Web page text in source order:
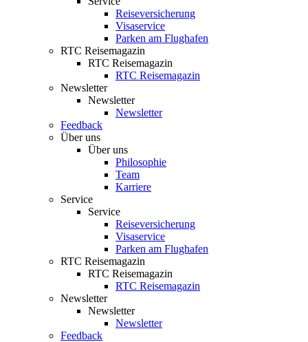
Reiseversicherung
Visaservice
Parken am Flughafen
RTC Reisemagazin
RTC Reisemagazin
RTC Reisemagazin
Newsletter
Newsletter
Newsletter
Feedback
Über uns
Über uns
Philosophie
Team
Karriere
Service
Service
Reiseversicherung
Visaservice
Parken am Flughafen
RTC Reisemagazin
RTC Reisemagazin
RTC Reisemagazin
Newsletter
Newsletter
Newsletter
Feedback